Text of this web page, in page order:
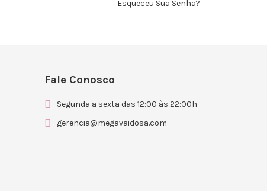
Esqueceu Sua Senha?
Fale Conosco
Segunda a sexta das 12:00 às 22:00h
gerencia@megavaidosa.com